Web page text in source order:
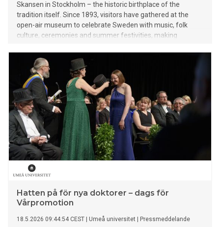
Skansen in Stockholm – the historic birthplace of the
tradition itself. Since 1893, visitors have gathered at the
open-air museum to celebrate Sweden with music, folk
culture, ceremonies and summer festivities, making
experience the national holiday.
Hatten på för nya doktorer – dags för
Vårpromotion
18.5.2026 09:44:54 CEST Umeå universitet Pressmeddelande